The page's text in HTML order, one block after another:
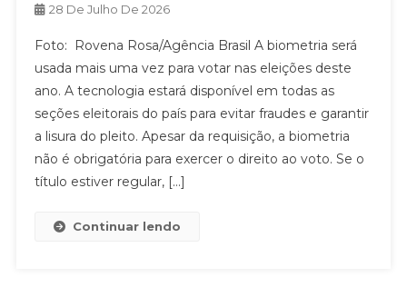
28 De Julho De 2026
Foto: Rovena Rosa/Agência Brasil A biometria será
usada mais uma vez para votar nas eleições deste
ano. A tecnologia estará disponível em todas as
seções eleitorais do país para evitar fraudes e garantir
a lisura do pleito. Apesar da requisição, a biometria
não é obrigatória para exercer o direito ao voto. Se o
título estiver regular, […]
Continuar lendo